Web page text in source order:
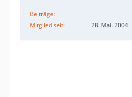
Beiträge
Mitglied seit
28. Mai. 2004